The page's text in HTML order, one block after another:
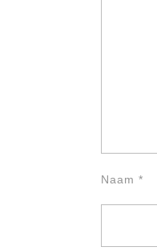
Naam *